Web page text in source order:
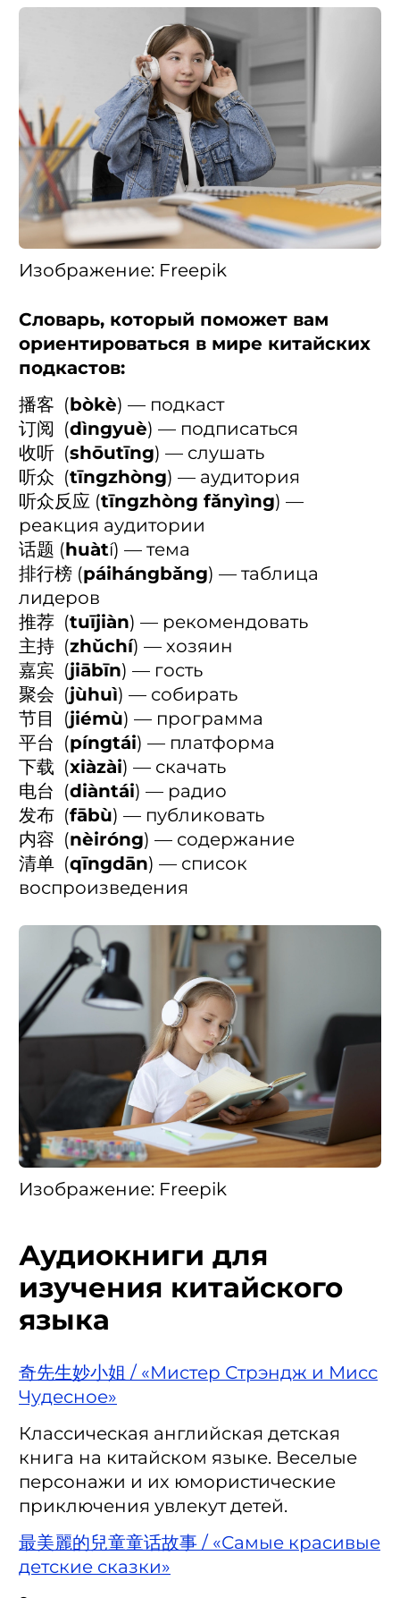
Изображение: Freepik
Словарь, который поможет вам
ориентироваться в мире китайских
подкастов:
播客 (bòkè) — подкаст
订阅 (dìngyuè) — подписаться
收听 (shōutīng) — слушать
听众 (tīngzhòng) — аудитория
听众反应 (tīngzhòng fǎnyìng) —
реакция аудитории
话题 (huàtí) — тема
排行榜 (páihángbǎng) — таблица
лидеров
推荐 (tuījiàn) — рекомендовать
主持 (zhǔchí) — хозяин
嘉宾 (jiābīn) — гость
聚会 (jùhuì) — собирать
节目 (jiémù) — программа
平台 (píngtái) — платформа
下载 (xiàzài) — скачать
电台 (diàntái) — радио
发布 (fābù) — публиковать
内容 (nèiróng) — содержание
清单 (qīngdān) — список
воспроизведения
Изображение: Freepik
Аудиокниги для
изучения китайского
языка
奇先生妙小姐 / «Мистер Стрэндж и Мисс
Чудесное»
Классическая английская детская
книга на китайском языке. Веселые
персонажи и их юмористические
приключения увлекут детей.
最美麗的兒童童话故事 / «Самые красивые
детские сказки»